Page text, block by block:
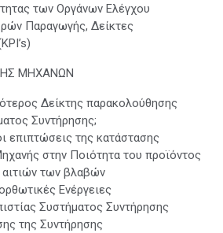
των Οργάνων Ελέγχου
Παραγωγής, Δείκτες
ΜΗΧΑΝΩΝ
Δείκτης παρακολούθησης
Συντήρησης;
επιπτώσεις της κατάστασης
στην Ποιότητα του προϊόντος
των βλαβών
Ενέργειες
Συστήματος Συντήρησης
της Συντήρησης